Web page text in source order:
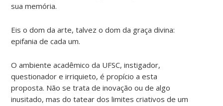
sua memória.
Eis o dom da arte, talvez o dom da graça divina:
epifania de cada um.
O ambiente acadêmico da UFSC, instigador,
questionador e irriquieto, é propício a esta
proposta. Não se trata de inovação ou de algo
inusitado, mas do tatear dos limites criativos de um